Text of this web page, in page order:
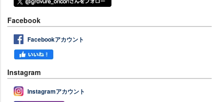
Facebook
Facebookアカウント
Instagram
Instagramアカウント